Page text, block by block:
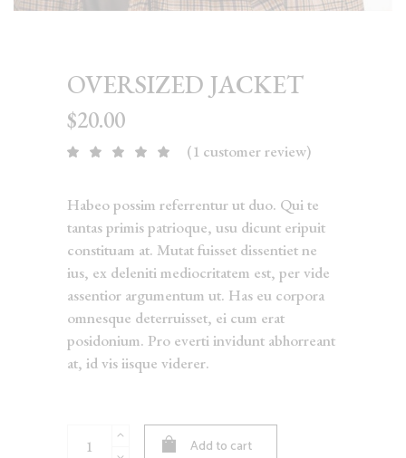
OVERSIZED JACKET
$20.00
Rated
based
on
1
customer
rating
(1 customer review)
Habeo possim referrentur ut duo. Qui te
tantas primis patrioque, usu dicunt eripuit
constituam at. Mutat fuisset dissentiet ne
ius, ex deleniti mediocritatem est, per vide
assentior argumentum ut. Has eu corpora
omnesque deterruisset, ei cum erat
posidonium. Pro everti invidunt abhorreant
at, id vis iisque viderer.
Oversized
Add to cart